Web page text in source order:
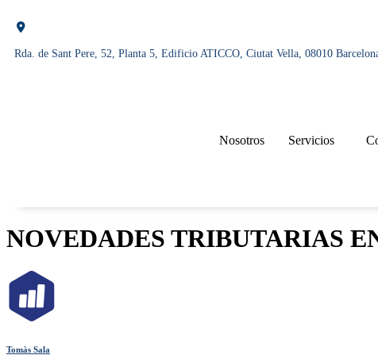
Rda. de Sant Pere, 52, Planta 5, Edificio ATICCO, Ciutat Vella, 08010
Nosotros Servicios
NOVEDADES TRIBUTARIAS
Tomàs Sala